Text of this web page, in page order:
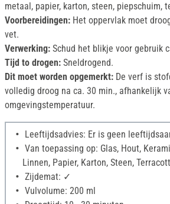
metaal, papier, karton, steen, piepschuim,
Voorbereidingen: Het oppervlak moet
vet.
Verwerking: Schud het blikje voor gebruik
Tijd to drogen: Sneldrogend.
Dit moet worden opgemerkt: De verf is
volledig droog na ca. 30 min., afhankelijk
omgevingstemperatuur.
Leeftijdsadvies: Er is geen
Van toepassing op: Glas, Hout,
Linnen, Papier, Karton, Steen,
Zijdemat: ✓
Vulvolume: 200 ml